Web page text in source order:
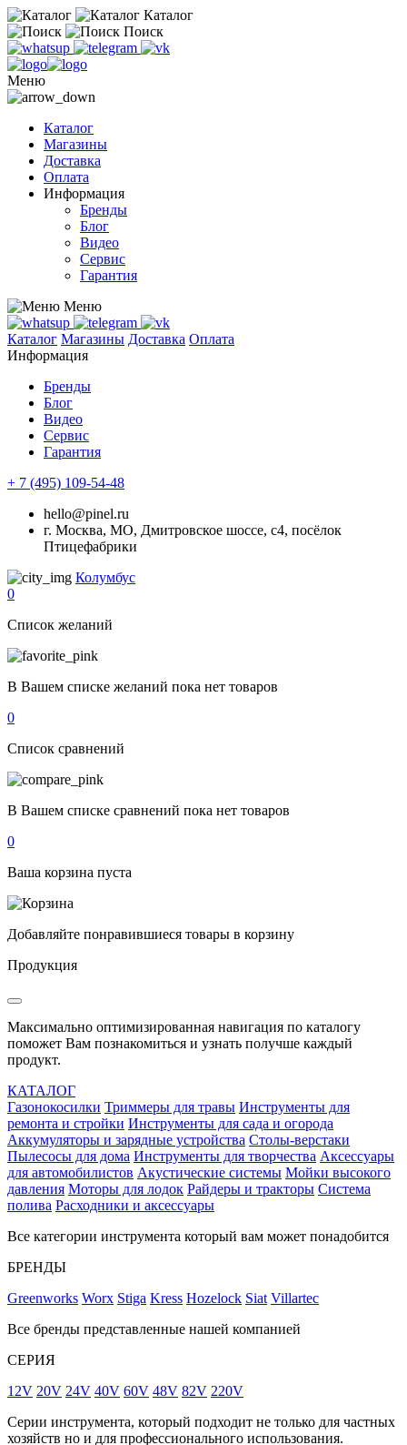
Каталог
Поиск
Меню
Каталог
Магазины
Доставка
Оплата
Информация
Бренды
Блог
Видео
Сервис
Гарантия
Меню
Каталог Магазины Доставка Оплата
Информация
Бренды
Блог
Видео
Сервис
Гарантия
+ 7 (495) 109-54-48
hello@pinel.ru
г. Москва, МО, Дмитровское шоссе, с4, посёлок
Птицефабрики
Колумбус
0
Список желаний
В Вашем списке желаний пока нет товаров
0
Список сравнений
В Вашем списке сравнений пока нет товаров
0
Ваша корзина пуста
Добавляйте понравившиеся товары в корзину
Продукция
Максимально оптимизированная навигация по каталогу
поможет Вам познакомиться и узнать получше каждый
продукт.
КАТАЛОГ
Газонокосилки Триммеры для травы Инструменты для
ремонта и стройки Инструменты для сада и огорода
Аккумуляторы и зарядные устройства Столы-верстаки
Пылесосы для дома Инструменты для творчества Аксессуары
для автомобилистов Акустические системы Мойки высокого
давления Моторы для лодок Райдеры и тракторы Система
полива Расходники и аксессуары
Все категории инструмента который вам может понадобится
БРЕНДЫ
Greenworks Worx Stiga Kress Hozelock Siat Villartec
Все бренды представленные нашей компанией
СЕРИЯ
12V 20V 24V 40V 60V 48V 82V 220V
Серии инструмента, который подходит не только для частных
хозяйств но и для профессионального использования.